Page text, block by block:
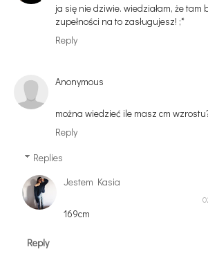
ja się nie dziwie. wiedziałam, że tam
zupełności na to zasługujesz! ;*
Reply
Anonymous
można wiedzieć ile masz cm
Reply
Replies
Jestem Kasia
169cm
Reply